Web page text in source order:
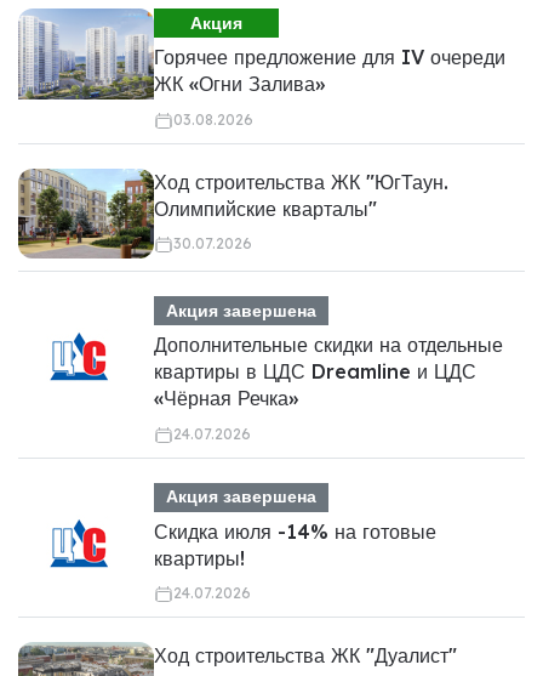
Акция
Горячее предложение для IV очереди
ЖК «Огни Залива»
03.08.2026
Ход строительства ЖК "ЮгТаун.
Олимпийские кварталы"
30.07.2026
Акция завершена
Дополнительные скидки на отдельные
квартиры в ЦДС Dreamline и ЦДС
«Чёрная Речка»
24.07.2026
Акция завершена
Скидка июля -14% на готовые
квартиры!
24.07.2026
Ход строительства ЖК "Дуалист"